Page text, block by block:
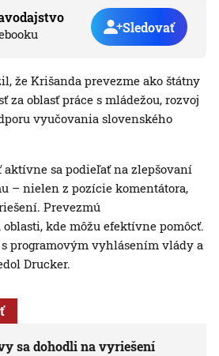
Sledovať
že Krišanda prevezme ako štátny
za oblasť práce s mládežou, rozvoj
vyučovania slovenského
aktívne sa podieľať na zlepšovaní
– nielen z pozície komentátora,
Prevezmú
kde môžu efektívne pomôcť.
s programovým vyhlásením vlády a
Drucker.
sa dohodli na vyriešení